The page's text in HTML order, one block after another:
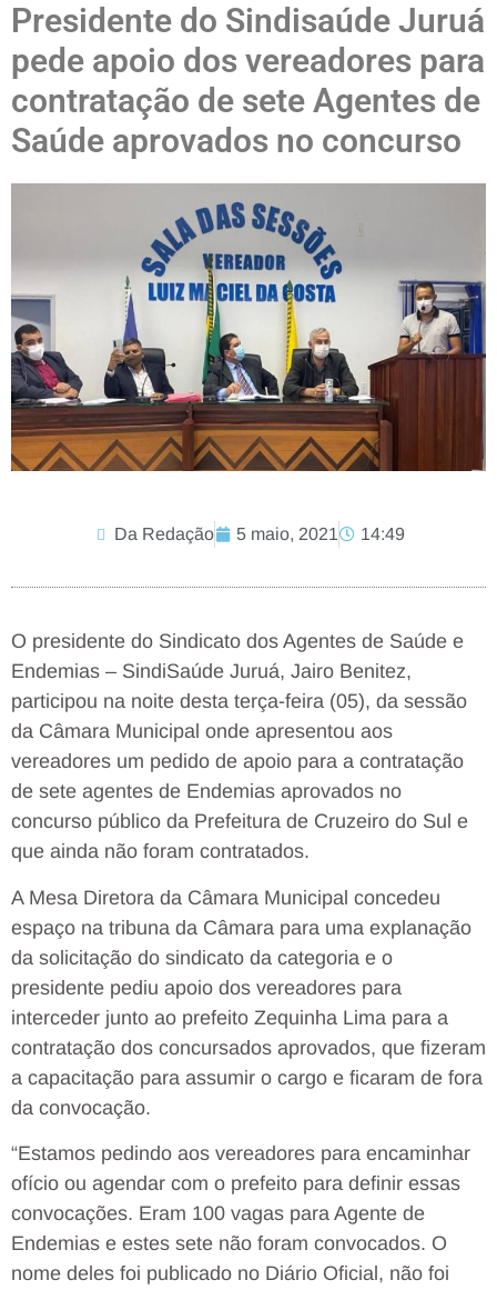
Presidente do Sindisaúde Juruá
pede apoio dos vereadores para
contratação de sete Agentes de
Saúde aprovados no concurso
Da Redação 5 maio, 2021 14:49
O presidente do Sindicato dos Agentes de Saúde e
Endemias – SindiSaúde Juruá, Jairo Benitez,
participou na noite desta terça-feira (05), da sessão
da Câmara Municipal onde apresentou aos
vereadores um pedido de apoio para a contratação
de sete agentes de Endemias aprovados no
concurso público da Prefeitura de Cruzeiro do Sul e
que ainda não foram contratados.
A Mesa Diretora da Câmara Municipal concedeu
espaço na tribuna da Câmara para uma explanação
da solicitação do sindicato da categoria e o
presidente pediu apoio dos vereadores para
interceder junto ao prefeito Zequinha Lima para a
contratação dos concursados aprovados, que fizeram
a capacitação para assumir o cargo e ficaram de fora
da convocação.
“Estamos pedindo aos vereadores para encaminhar
ofício ou agendar com o prefeito para definir essas
convocações. Eram 100 vagas para Agente de
Endemias e estes sete não foram convocados. O
nome deles foi publicado no Diário Oficial, não foi